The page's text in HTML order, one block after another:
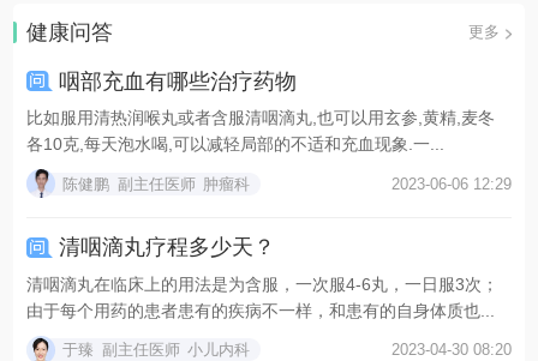
健康问答 更多
咽部充血有哪些治疗药物
比如服用清热润喉丸或者含服清咽滴丸,也可以用玄参,黄精,麦冬
各10克,每天泡水喝,可以减轻局部的不适和充血现象.一...
陈健鹏 副主任医师 肿瘤科 2023-06-06 12:29
清咽滴丸疗程多少天？
清咽滴丸在临床上的用法是为含服，一次服4-6丸，一日服3次；
由于每个用药的患者患有的疾病不一样，和患有的自身体质也...
于臻 副主任医师 小儿内科 2023-04-30 08:20